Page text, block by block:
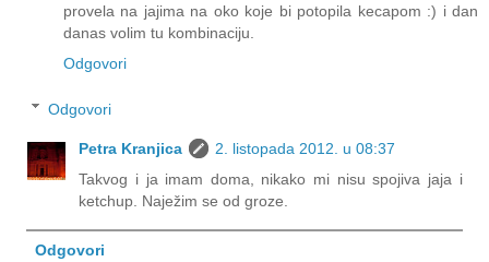
provela na jajima na oko koje bi potopila kecapom :) i dan
danas volim tu kombinaciju.
Odgovori
Odgovori
Petra Kranjica
2. listopada 2012. u 08:37
Takvog i ja imam doma, nikako mi nisu spojiva jaja i
ketchup. Naježim se od groze.
Odgovori